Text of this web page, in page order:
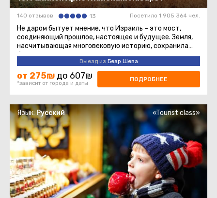
140 отзывов 13 Посетило 1 905 364 чел.
Не даром бытует мнение, что Израиль – это мост,
соединяющий прошлое, настоящее и будущее. Земля,
насчитывающая многовековую историю, сохранила
бессмертные памятники ...
Выезд из Беэр Шева
от 275₪ до 607₪
*зависит от города и даты
ПОДРОБНЕЕ
Язык: Русский «Tourist class»